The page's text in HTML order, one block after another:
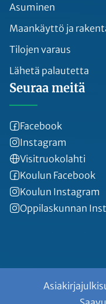
Asuminen
Maankäyttö ja
Tilojen varaus
Lähetä palautetta
Seuraa meitä
Facebook
Instagram
Visitruokolahti
Koulun Facebook
Koulun Instagram
Oppilaskunnan